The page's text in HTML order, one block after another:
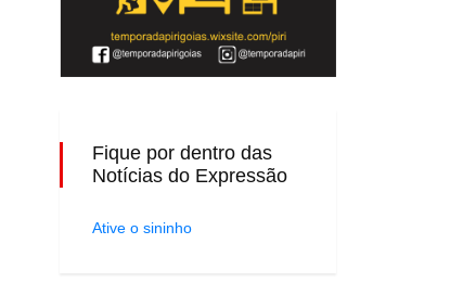
Fique por dentro das
Notícias do Expressão
Ative o sininho